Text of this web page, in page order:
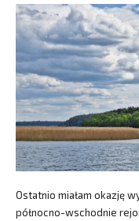
Ostatnio miałam okazję
północno-wschodnie